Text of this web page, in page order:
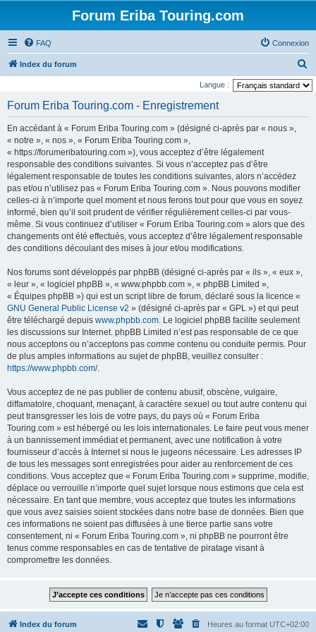
Forum Eriba Touring.com
FAQ Connexion
Index du forum
e
Langue :
Forum Eriba Touring.com - Enregistrement
En accédant à « Forum Eriba Touring.com » (désigné ci-après par « nous »,
« notre », « nos », « Forum Eriba Touring.com »,
« https://forumeribatouring.com »), vous acceptez d’être légalement
responsable des conditions suivantes. Si vous n’acceptez pas d’être
légalement responsable de toutes les conditions suivantes, alors n’accédez
pas et/ou n’utilisez pas « Forum Eriba Touring.com ». Nous pouvons modifier
celles-ci à n’importe quel moment et nous ferons tout pour que vous en soyez
informé, bien qu’il soit prudent de vérifier régulièrement celles-ci par vous-
même. Si vous continuez d’utiliser « Forum Eriba Touring.com » alors que des
changements ont été effectués, vous acceptez d’être légalement responsable
des conditions découlant des mises à jour et/ou modifications.
Nos forums sont développés par phpBB (désigné ci-après par « ils », « eux »,
« leur », « logiciel phpBB », « www.phpbb.com », « phpBB Limited »,
« Équipes phpBB ») qui est un script libre de forum, déclaré sous la licence «
GNU General Public License v2 » (désigné ci-après par « GPL ») et qui peut
être téléchargé depuis www.phpbb.com. Le logiciel phpBB facilite seulement
les discussions sur Internet. phpBB Limited n’est pas responsable de ce que
nous acceptons ou n’acceptons pas comme contenu ou conduite permis. Pour
de plus amples informations au sujet de phpBB, veuillez consulter :
https://www.phpbb.com/.
Vous acceptez de ne pas publier de contenu abusif, obscène, vulgaire,
diffamatoire, choquant, menaçant, à caractère sexuel ou tout autre contenu qui
peut transgresser les lois de votre pays, du pays où « Forum Eriba
Touring.com » est hébergé ou les lois internationales. Le faire peut vous mener
à un bannissement immédiat et permanent, avec une notification à votre
fournisseur d’accès à Internet si nous le jugeons nécessaire. Les adresses IP
de tous les messages sont enregistrées pour aider au renforcement de ces
conditions. Vous acceptez que « Forum Eriba Touring.com » supprime, modifie,
déplace ou verrouille n’importe quel sujet lorsque nous estimons que cela est
nécessaire. En tant que membre, vous acceptez que toutes les informations
que vous avez saisies soient stockées dans notre base de données. Bien que
ces informations ne soient pas diffusées à une tierce partie sans votre
consentement, ni « Forum Eriba Touring.com », ni phpBB ne pourront être
tenus comme responsables en cas de tentative de piratage visant à
compromettre les données.
Index du forum Heures au format UTC+02:00